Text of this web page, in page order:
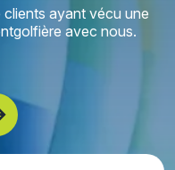
ayant vécu une
avec nous.